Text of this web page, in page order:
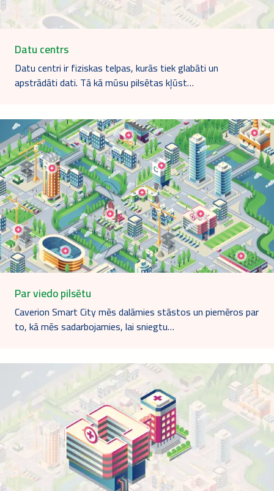
Datu centrs
Datu centri ir fiziskas telpas, kurās tiek glabāti un
apstrādāti dati. Tā kā mūsu pilsētas kļūst…
Par viedo pilsētu
Caverion Smart City mēs dalāmies stāstos un piemēros par
to, kā mēs sadarbojamies, lai sniegtu…